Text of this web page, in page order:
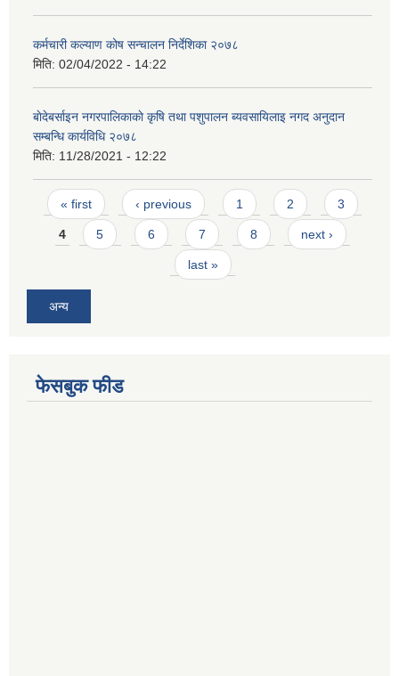
कर्मचारी कल्याण कोष सन्चालन निर्देशिका २०७८
मिति: 02/04/2022 - 14:22
बाेदेबर्साइन नगरपालिकाकाे कृषि तथा पशुपालन ब्यवसायिलाइ नगद अनुदान
सम्बन्धि कार्यविधि २०७८
मिति: 11/28/2021 - 12:22
Pages
« first ‹ previous 1 2 3
4 5 6 7 8 next ›
last »
अन्य
फेसबुक फीड